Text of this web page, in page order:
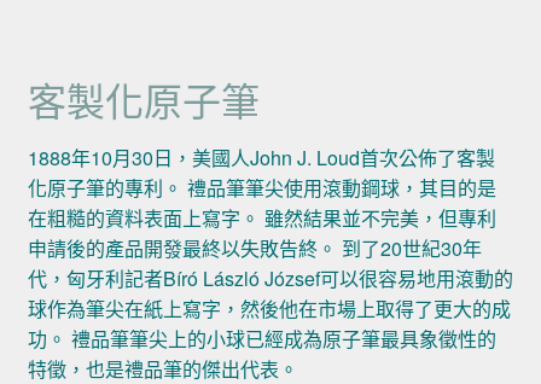
客製化原子筆
1888年10月30日，美國人John J. Loud首次公佈了客製
化原子筆的專利。 禮品筆筆尖使用滾動鋼球，其目的是
在粗糙的資料表面上寫字。 雖然結果並不完美，但專利
申請後的產品開發最終以失敗告終。 到了20世紀30年
代，匈牙利記者Bíró László József可以很容易地用滾動的
球作為筆尖在紙上寫字，然後他在市場上取得了更大的成
功。 禮品筆筆尖上的小球已經成為原子筆最具象徵性的
特徵，也是禮品筆的傑出代表。